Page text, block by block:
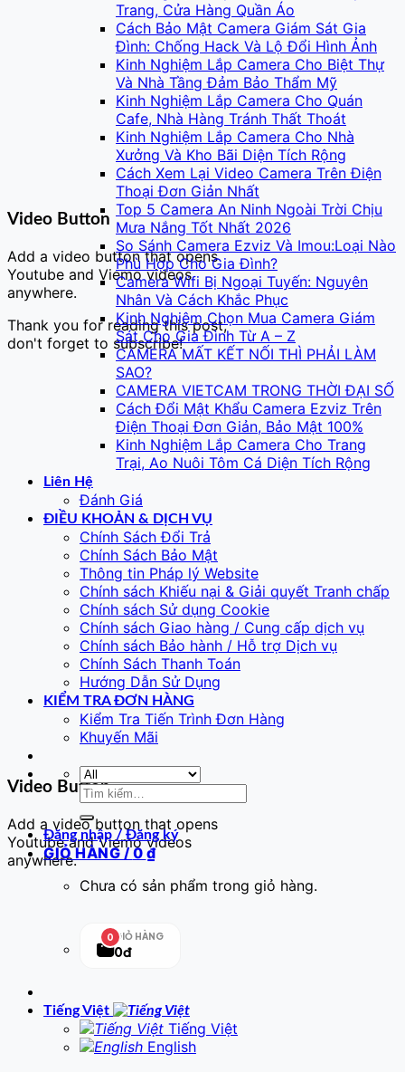
Trang, Cửa Hàng Quần Áo
Cách Bảo Mật Camera Giám Sát Gia
Đình: Chống Hack Và Lộ Đổi Hình Ảnh
Kinh Nghiệm Lắp Camera Cho Biệt Thự
Và Nhà Tầng Đảm Bảo Thẩm Mỹ
Kinh Nghiệm Lắp Camera Cho Quán
Cafe, Nhà Hàng Tránh Thất Thoát
Kinh Nghiệm Lắp Camera Cho Nhà
Xưởng Và Kho Bãi Diện Tích Rộng
Cách Xem Lại Video Camera Trên Điện
Thoại Đơn Giản Nhất
Top 5 Camera An Ninh Ngoài Trời Chịu
Mưa Nắng Tốt Nhất 2026
So Sánh Camera Ezviz Và Imou:Loại Nào
Phù Hợp Cho Gia Đình?
Camera Wifi Bị Ngoại Tuyến: Nguyên
Nhân Và Cách Khắc Phục
Kinh Nghiệm Chọn Mua Camera Giám
Sát Cho Gia Đình Từ A – Z
CAMERA MẤT KẾT NỐI THÌ PHẢI LÀM
SAO?
CAMERA VIETCAM TRONG THỜI ĐẠI SỐ
Cách Đổi Mật Khẩu Camera Ezviz Trên
Điện Thoại Đơn Giản, Bảo Mật 100%
Kinh Nghiệm Lắp Camera Cho Trang
Trại, Ao Nuôi Tôm Cá Diện Tích Rộng
Liên Hệ
Đánh Giá
ĐIỀU KHOẢN & DỊCH VỤ
Chính Sách Đổi Trả
Chính Sách Bảo Mật
Thông tin Pháp lý Website
Chính sách Khiếu nại & Giải quyết Tranh chấp
Chính sách Sử dụng Cookie
Chính sách Giao hàng / Cung cấp dịch vụ
Chính sách Bảo hành / Hỗ trợ Dịch vụ
Chính Sách Thanh Toán
Hướng Dẫn Sử Dụng
KIỂM TRA ĐƠN HÀNG
Kiểm Tra Tiến Trình Đơn Hàng
Khuyến Mãi
Tìm
Đăng nhập / Đăng ký
GIỎ HÀNG /0 ₫
Chưa có sản phẩm trong giỏ hàng.
0 GIỎ HÀNG
0đ
Tiếng Việt
Tiếng Việt
English
Video Button
Add a video button that opens
Youtube and Viemo videos
anywhere.
Thank you for reading this post,
don't forget to subscribe!
Video Button
Add a video button that opens
Youtube and Viemo videos
anywhere.